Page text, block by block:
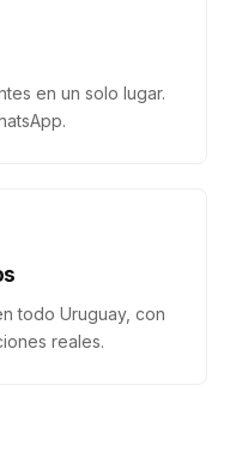
en un solo lugar.
todo Uruguay, con
reales.